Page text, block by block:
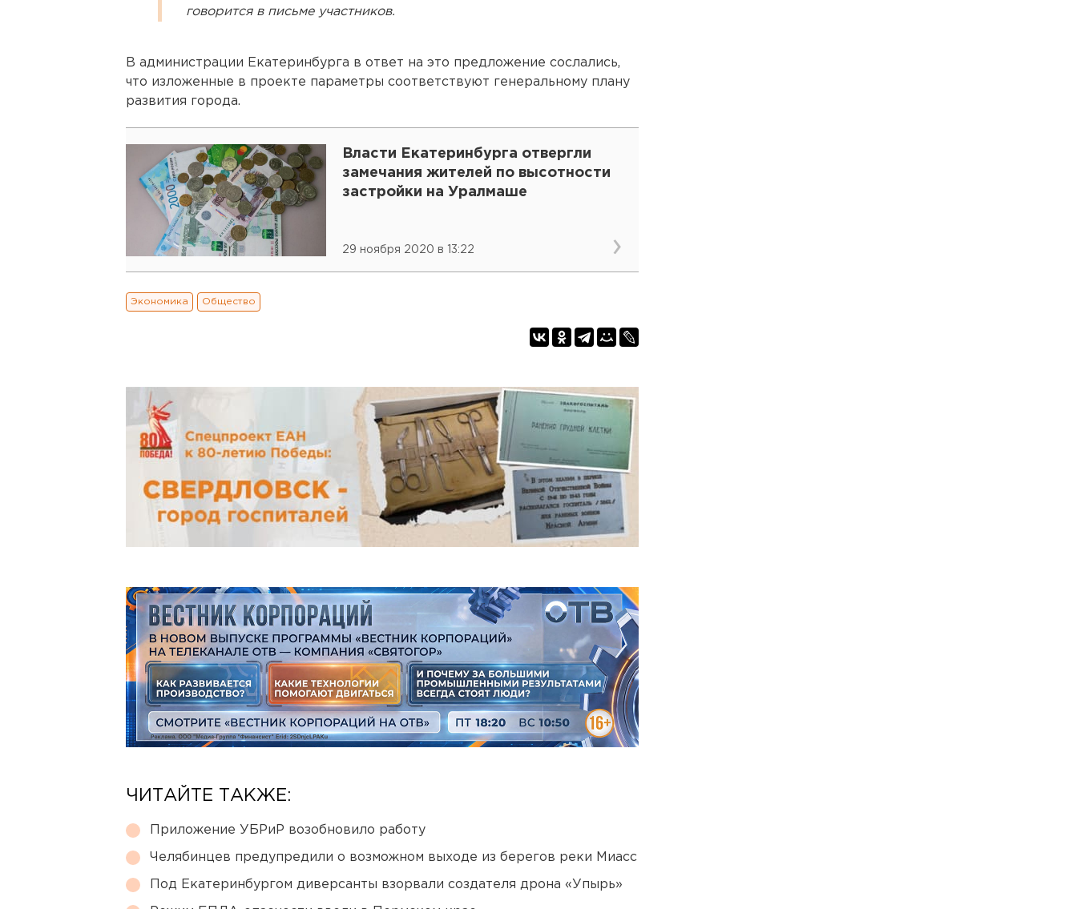
говорится в письме участников.
В администрации Екатеринбурга в ответ на это предложение сослались,
что изложенные в проекте параметры соответствуют генеральному плану
развития города.
Власти Екатеринбурга отвергли
замечания жителей по высотности
застройки на Уралмаше
29 ноября 2020 в 13:22
Экономика Общество
ЧИТАЙТЕ ТАКЖЕ:
Приложение УБРиР возобновило работу
Челябинцев предупредили о возможном выходе из берегов реки Миасс
Под Екатеринбургом диверсанты взорвали создателя дрона «Упырь»